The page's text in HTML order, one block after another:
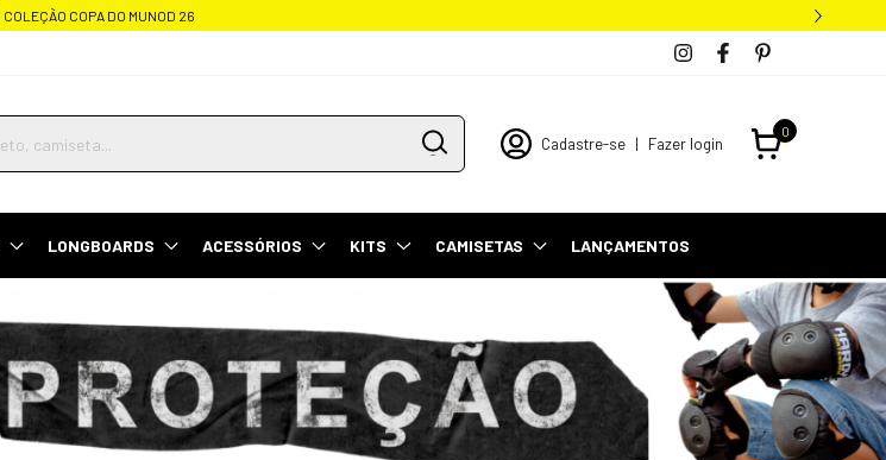
COLEÇÃO COPA DO MUNOD 26
Cadastre-se | Fazer login
0
LONGBOARDS ACESSÓRIOS KITS CAMISETAS LANÇAMENTOS